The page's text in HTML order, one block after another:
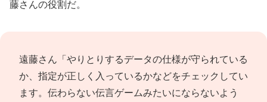
藤さんの役割だ。
遠藤さん「やりとりするデータの仕様が守られている
か、指定が正しく入っているかなどをチェックしてい
ます。伝わらない伝言ゲームみたいにならないよう